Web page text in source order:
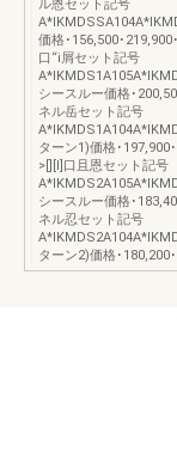
ル恩セット記号
価格･156,500･
口“i屑セット記号
シースルー価格･
ネル岳セット記号
ターン1)価格･197,900
>[][I]口且恩セット記号
シースルー価格･
ネル忍セット記号
ターン2)価格･180,200